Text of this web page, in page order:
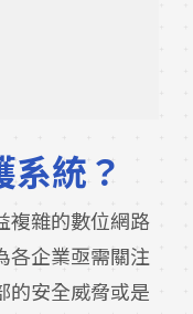
系統？
複雜的數位網路
各企業亟需關注
的安全威脅或是